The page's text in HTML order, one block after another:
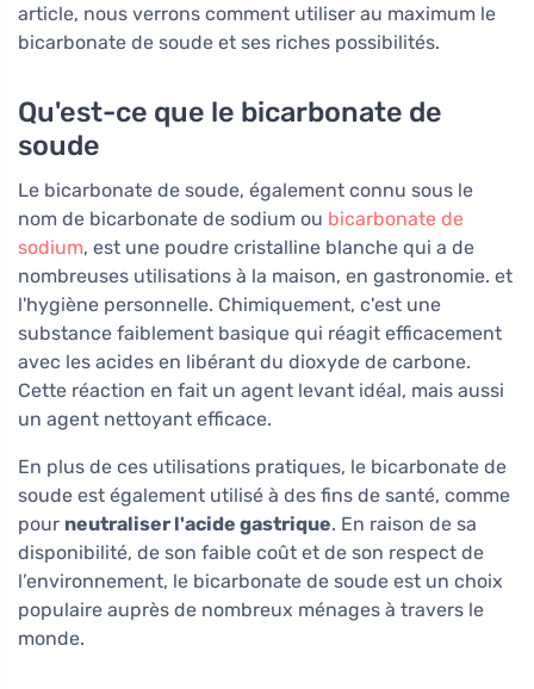
article, nous verrons comment utiliser au maximum le
bicarbonate de soude et ses riches possibilités.
Qu'est-ce que le bicarbonate de
soude
Le bicarbonate de soude, également connu sous le
nom de bicarbonate de sodium ou bicarbonate de
sodium, est une poudre cristalline blanche qui a de
nombreuses utilisations à la maison, en gastronomie. et
l'hygiène personnelle. Chimiquement, c'est une
substance faiblement basique qui réagit efficacement
avec les acides en libérant du dioxyde de carbone.
Cette réaction en fait un agent levant idéal, mais aussi
un agent nettoyant efficace.
En plus de ces utilisations pratiques, le bicarbonate de
soude est également utilisé à des fins de santé, comme
pour neutraliser l'acide gastrique. En raison de sa
disponibilité, de son faible coût et de son respect de
l’environnement, le bicarbonate de soude est un choix
populaire auprès de nombreux ménages à travers le
monde.